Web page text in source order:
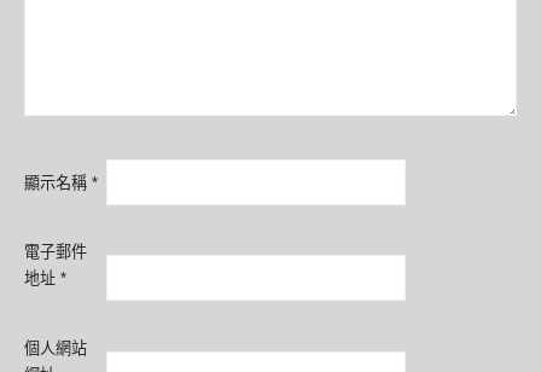
顯示名稱 *
電子郵件
地址 *
個人網站